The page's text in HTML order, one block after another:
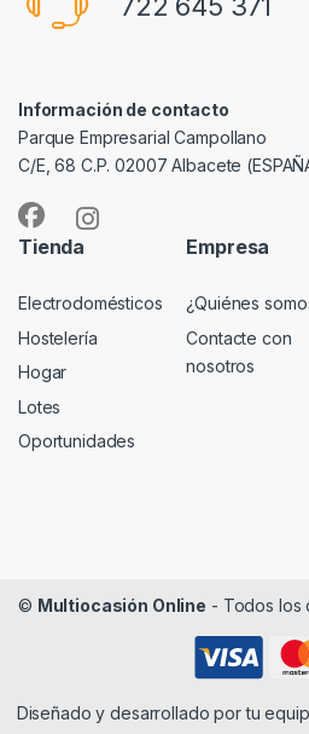
Información de contacto
Parque Empresarial Campollano
C/E, 68 C.P. 02007 Albacete
Tienda
Electrodomésticos
Hostelería
Hogar
Lotes
Oportunidades
Empresa
¿Quiénes
Contacte con
nosotros
© Multiocasión Online - Todos los
Diseñado y desarrollado por tu